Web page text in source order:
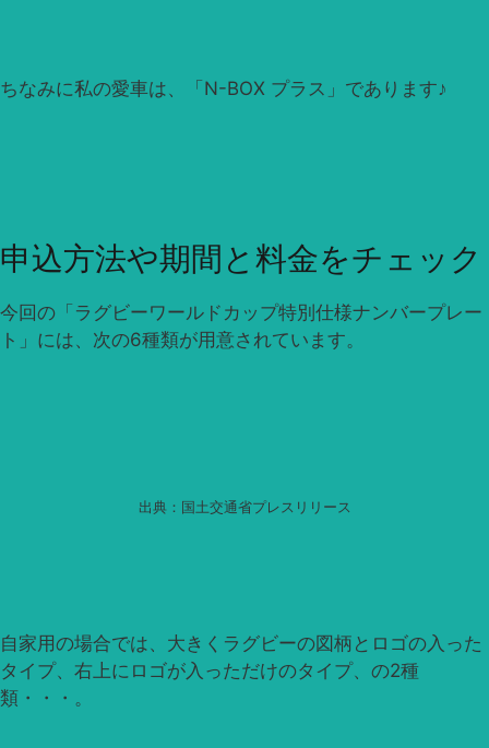
ちなみに私の愛車は、「N-BOX プラス」であります♪
申込方法や期間と料金をチェック
今回の「ラグビーワールドカップ特別仕様ナンバープレー
ト」には、次の6種類が用意されています。
出典：国土交通省プレスリリース
自家用の場合では、大きくラグビーの図柄とロゴの入った
タイプ、右上にロゴが入っただけのタイプ、の2種
類・・・。